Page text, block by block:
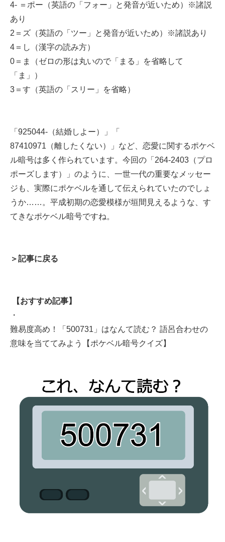
4- ＝ポー（英語の「フォー」と発音が近いため）※諸説
あり
2＝ズ（英語の「ツー」と発音が近いため）※諸説あり
4＝し（漢字の読み方）
0＝ま（ゼロの形は丸いので「まる」を省略して
「ま」）
3＝す（英語の「スリー」を省略）
「 925044-（結婚しよー）
」「
87410971（離したくない）
」など、恋愛に関するポケベ
ル暗号は多く作られています。今回の「264-2403（プロ
ポーズします）」のように、一世一代の重要なメッセー
ジも、実際にポケベルを通して伝えられていたのでしょ
うか……。平成初期の恋愛模様が垣間見えるような、す
てきなポケベル暗号ですね。
＞記事に戻る
【おすすめ記事】
・
難易度高め！「500731」はなんて読む？ 語呂合わせの
意味を当ててみよう【ポケベル暗号クイズ】